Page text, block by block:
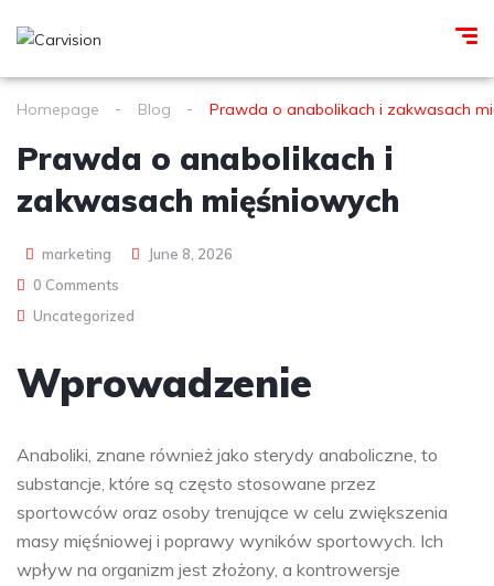
Homepage Blog Prawda o anabolikach i zakwasach
Prawda o anabolikach i
zakwasach mięśniowych
marketing
June 8, 2026
0 Comments
Uncategorized
Wprowadzenie
Anaboliki, znane również jako sterydy anaboliczne, to
substancje, które są często stosowane przez
sportowców oraz osoby trenujące w celu zwiększenia
masy mięśniowej i poprawy wyników sportowych. Ich
wpływ na organizm jest złożony, a kontrowersje